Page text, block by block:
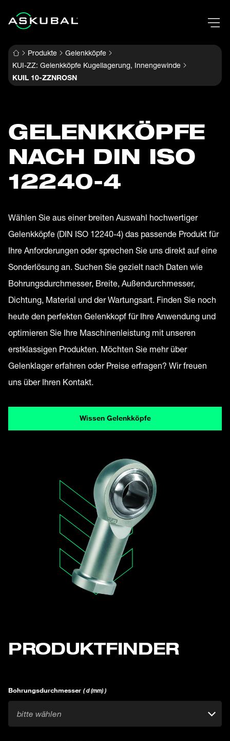
Produkte
Gelenkköpfe
KUI-ZZ: Gelenkköpfe Kugellagerung, Innengewinde
KUIL 10-ZZNROSN
GELENK­KÖPFE
NACH DIN ISO
12240-4
Wählen Sie aus einer breiten Auswahl hochwertiger
Gelenkköpfe (DIN ISO 12240-4) das passende Produkt für
Ihre Anforderungen oder sprechen Sie uns direkt auf eine
Sonderlösung an. Suchen Sie gezielt nach Daten wie
Bohrungsdurchmesser, Breite, Außendurchmesser,
Dichtung, Material und der Wartungsart. Finden Sie noch
heute den perfekten Gelenkkopf für Ihre Anwendung und
optimieren Sie Ihre Maschinenleistung mit unseren
erstklassigen Produkten. Möchten Sie mehr über
Gelenklager erfahren oder Preise erfragen? Wir freuen
uns über Ihren Kontakt.
Wissen Gelenkköpfe
PRODUKTFINDER
Bohrungsdurchmesser ( d (mm) )
bitte wählen